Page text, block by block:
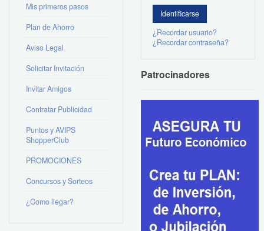
Mis primeros pasos
Plan de Ahorro
Aviso Legal
Solicitar Invitación
Invitar Amigos
Contratar Publicidad
Puntos y AVIPS
ShopperClub
PROMOCIONES
Concursos y Sorteos
¿Como llegar?
¿Recordar usuario?
¿Recordar contraseña?
Patrocinadores